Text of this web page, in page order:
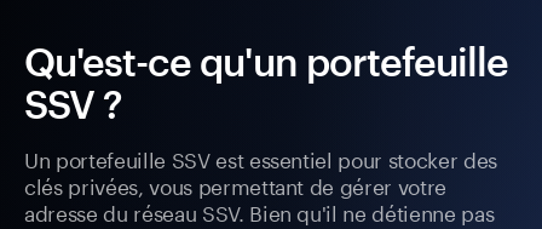
Qu'est-ce qu'un portefeuille
SSV ?
Un portefeuille SSV est essentiel pour stocker des
clés privées, vous permettant de gérer votre
adresse du réseau SSV. Bien qu'il ne détienne pas